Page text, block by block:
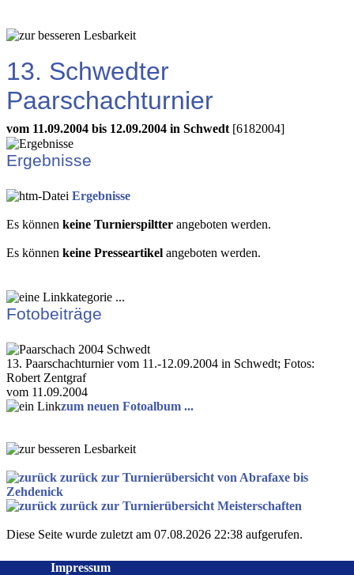
13. Schwedter
Paarschachturnier
vom 11.09.2004 bis 12.09.2004 in Schwedt [6182004]
Ergebnisse
Ergebnisse
Es können keine Turnierspiltter angeboten werden.
Es können keine Presseartikel angeboten werden.
Fotobeiträge
13. Paarschachturnier vom 11.-12.09.2004 in Schwedt; Fotos:
Robert Zentgraf
vom 11.09.2004
zum neuen Fotoalbum ...
zurück zur Turnierübersicht von Abrafaxe bis
Zehdenick
zurück zur Turnierübersicht Meisterschaften
Diese Seite wurde zuletzt am 07.08.2026 22:38 aufgerufen.
Impressum